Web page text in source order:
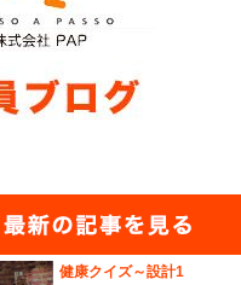
健康クイズ～設計1